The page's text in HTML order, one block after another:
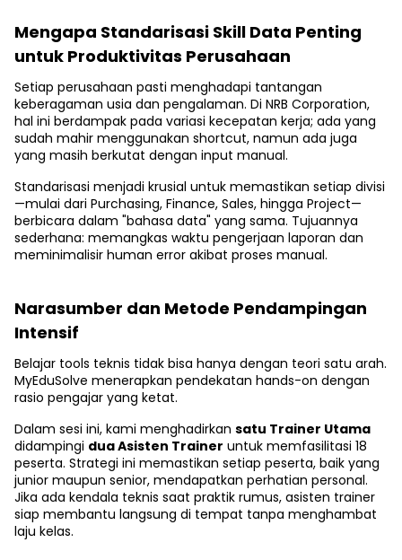
Mengapa Standarisasi Skill Data Penting
untuk Produktivitas Perusahaan
Setiap perusahaan pasti menghadapi tantangan
keberagaman usia dan pengalaman. Di NRB Corporation,
hal ini berdampak pada variasi kecepatan kerja; ada yang
sudah mahir menggunakan shortcut, namun ada juga
yang masih berkutat dengan input manual.
Standarisasi menjadi krusial untuk memastikan setiap divisi
—mulai dari Purchasing, Finance, Sales, hingga Project—
berbicara dalam "bahasa data" yang sama. Tujuannya
sederhana: memangkas waktu pengerjaan laporan dan
meminimalisir human error akibat proses manual.
Narasumber dan Metode Pendampingan
Intensif
Belajar tools teknis tidak bisa hanya dengan teori satu arah.
MyEduSolve menerapkan pendekatan hands-on dengan
rasio pengajar yang ketat.
Dalam sesi ini, kami menghadirkan satu Trainer Utama
didampingi dua Asisten Trainer untuk memfasilitasi 18
peserta. Strategi ini memastikan setiap peserta, baik yang
junior maupun senior, mendapatkan perhatian personal.
Jika ada kendala teknis saat praktik rumus, asisten trainer
siap membantu langsung di tempat tanpa menghambat
laju kelas.